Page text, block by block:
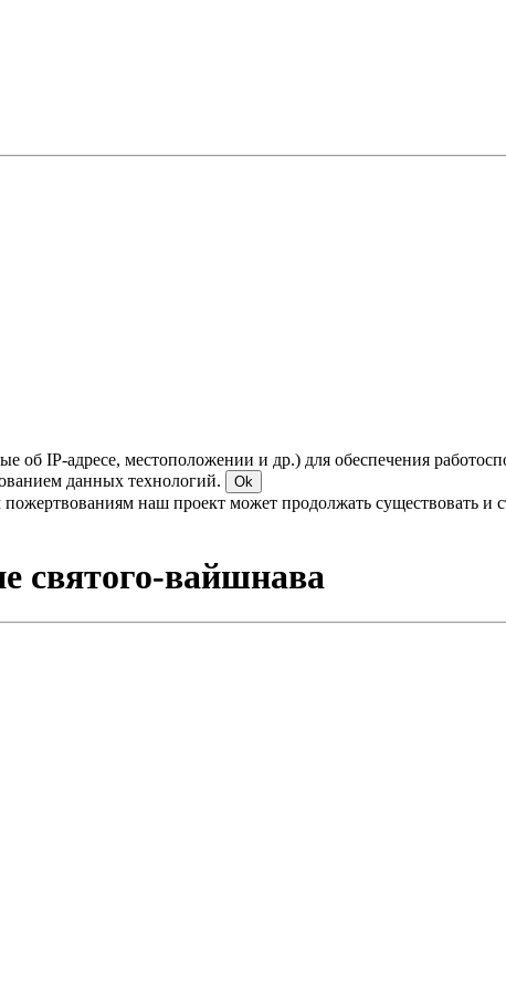
IP-адресе, местоположении и др.) для обеспечения
данных технологий.
Ok
наш проект может продолжать существовать и
святого-вайшнава